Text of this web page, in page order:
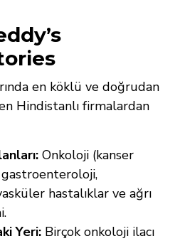
en köklü ve doğrudan
Hindistanlı firmalardan
Onkoloji (kanser
gastroenteroloji,
hastalıklar ve ağrı
Yeri: Birçok onkoloji ilacı